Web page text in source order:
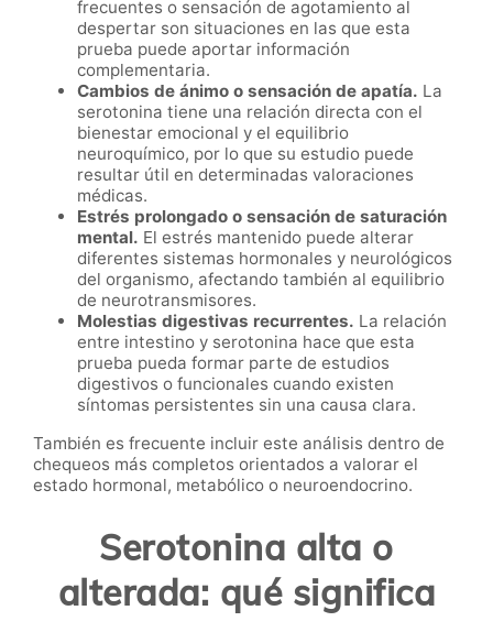
frecuentes o sensación de agotamiento al
despertar son situaciones en las que esta
prueba puede aportar información
complementaria.
Cambios de ánimo o sensación de apatía. La
serotonina tiene una relación directa con el
bienestar emocional y el equilibrio
neuroquímico, por lo que su estudio puede
resultar útil en determinadas valoraciones
médicas.
Estrés prolongado o sensación de saturación
mental. El estrés mantenido puede alterar
diferentes sistemas hormonales y neurológicos
del organismo, afectando también al equilibrio
de neurotransmisores.
Molestias digestivas recurrentes. La relación
entre intestino y serotonina hace que esta
prueba pueda formar parte de estudios
digestivos o funcionales cuando existen
síntomas persistentes sin una causa clara.
También es frecuente incluir este análisis dentro de
chequeos más completos orientados a valorar el
estado hormonal, metabólico o neuroendocrino.
Serotonina alta o
alterada: qué significa